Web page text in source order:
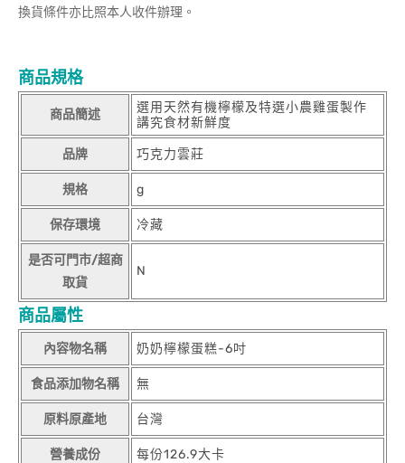
換貨條件亦比照本人收件辦理。
商品規格
商品簡述
選用天然有機檸檬及特選小農雞蛋製作
講究食材新鮮度
品牌 巧克力雲莊
規格 g
保存環境 冷藏
是否可門市/超商
取貨
N
商品屬性
內容物名稱 奶奶檸檬蛋糕-6吋
食品添加物名稱 無
原料原產地 台灣
營養成份 每份126.9大卡